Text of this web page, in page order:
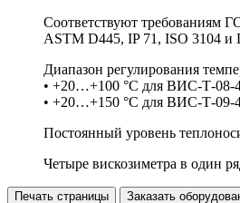
Соответствуют требованиям
ASTM D445, IP 71, ISO 3104 и
Диапазон регулирования
• +20…+100 °С для ВИС-Т-08-
• +20…+150 °С для ВИС-Т-09-
Постоянный уровень
Четыре вискозиметра в один
Печать страницы Заказать